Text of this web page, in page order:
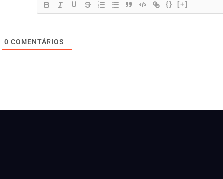
{} [+]
0 COMENTÁRIOS